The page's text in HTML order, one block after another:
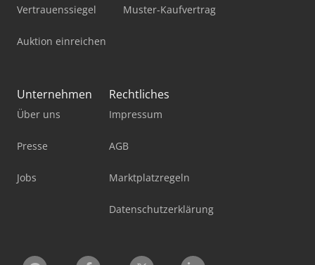
Vertrauenssiegel
Auktion einreichen
Muster-Kaufvertrag
Unternehmen
Über uns
Presse
Jobs
Rechtliches
Impressum
AGB
Marktplatzregeln
Datenschutzerklärung